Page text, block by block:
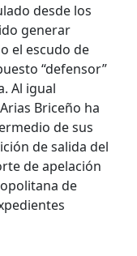
desde los
generar
el escudo de
“defensor”
Al igual
Briceño ha
de sus
de salida del
de apelación
de